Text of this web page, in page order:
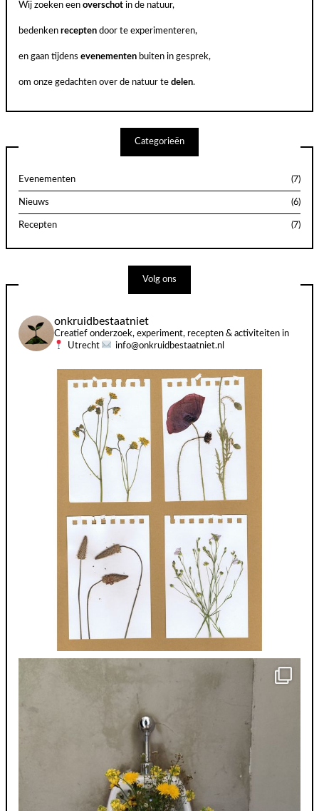
Wij zoeken eenoverschot in de natuur,
bedenkenrecepten door te experimenteren,
en gaan tijdensevenementen buiten in gesprek,
om onze gedachten over de natuur tedelen.
Categorieën
Evenementen (7)
Nieuws (6)
Recepten (7)
Volg ons
onkruidbestaatniet
Creatief onderzoek, experiment, recepten & activiteiten in
Utrecht
info@onkruidbestaatniet.nl